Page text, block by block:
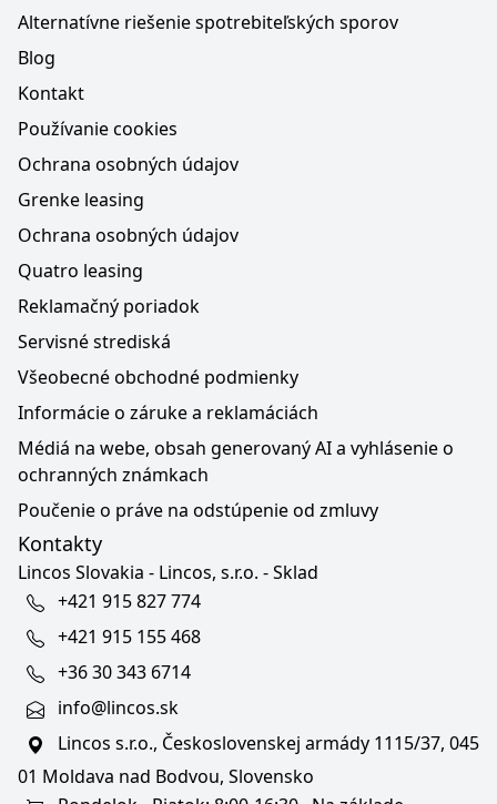
Alternatívne riešenie spotrebiteľských sporov
Blog
Kontakt
Používanie cookies
Ochrana osobných údajov
Grenke leasing
Ochrana osobných údajov
Quatro leasing
Reklamačný poriadok
Servisné strediská
Všeobecné obchodné podmienky
Informácie o záruke a reklamáciách
Médiá na webe, obsah generovaný AI a vyhlásenie o
ochranných známkach
Poučenie o práve na odstúpenie od zmluvy
Kontakty
Lincos Slovakia - Lincos, s.r.o. - Sklad
+421 915 827 774
+421 915 155 468
+36 30 343 6714
info@lincos.sk
Lincos s.r.o., Československej armády 1115/37, 045
01 Moldava nad Bodvou, Slovensko